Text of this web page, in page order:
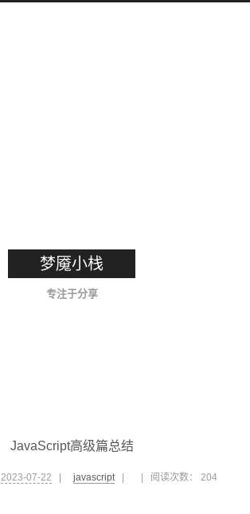
梦魇小栈
专注于分享
JavaScript高级篇总结
2023-07-22 javascript 阅读次数： 204